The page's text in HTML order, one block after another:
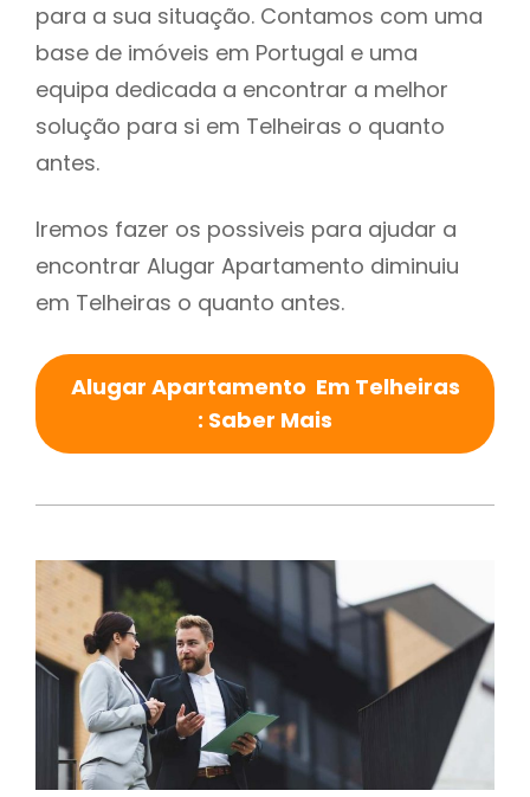
para a sua situação. Contamos com uma
base de imóveis em Portugal e uma
equipa dedicada a encontrar a melhor
solução para si em Telheiras o quanto
antes.
Iremos fazer os possiveis para ajudar a
encontrar Alugar Apartamento diminuiu
em Telheiras o quanto antes.
Alugar Apartamento Em Telheiras
: Saber Mais